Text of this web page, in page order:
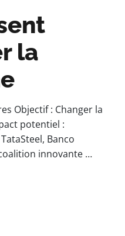
la
Objectif : Changer la
potentiel :
Banco
innovante …